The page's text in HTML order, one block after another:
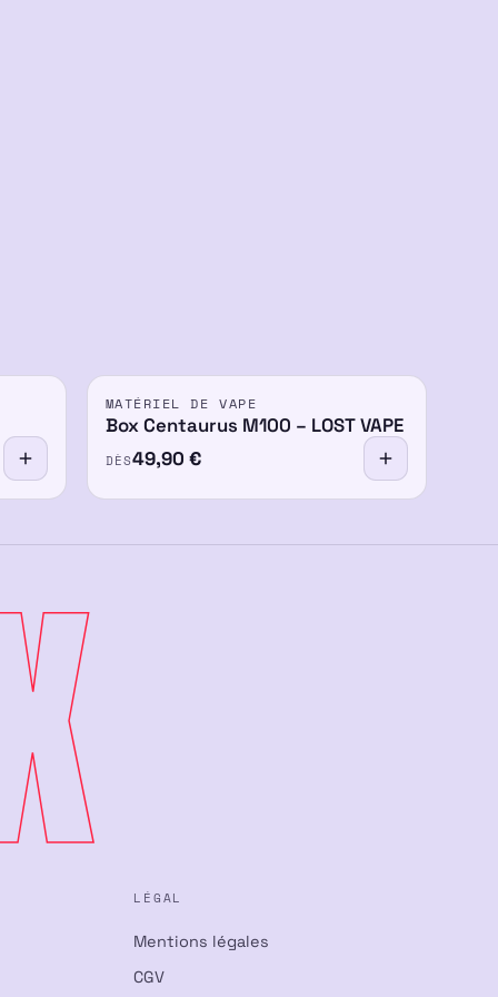
MATÉRIEL DE VAPE
Box Centaurus M100 – LOST VAPE
DÈS49,90 €
LÉGAL
Mentions légales
CGV